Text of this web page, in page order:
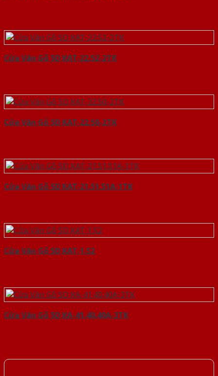
Cửa Vân Gỗ 5D KAT-22.52-2TK
Cửa Vân Gỗ 5D KAT-22.50-2TK
Cửa Vân Gỗ 5D KAT-21.51.51A-1TK
Cửa Vân Gỗ 5D KAT-1.52
Cửa Vân Gỗ 5D KA-41.40.40A-3TK